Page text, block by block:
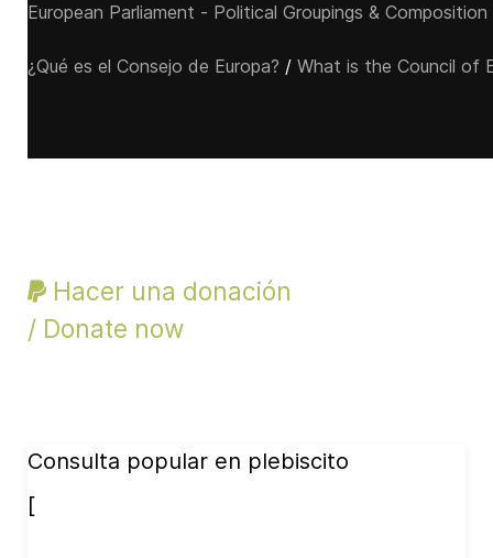
European Parliament - Political Groupings & Composition
¿Qué es el Consejo de Europa? / What is the Council of
Hacer una donación
/ Donate now
Consulta popular en plebiscito
[